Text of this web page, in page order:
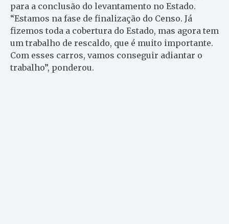
para a conclusão do levantamento no Estado.
“Estamos na fase de finalização do Censo. Já
fizemos toda a cobertura do Estado, mas agora tem
um trabalho de rescaldo, que é muito importante.
Com esses carros, vamos conseguir adiantar o
trabalho”, ponderou.